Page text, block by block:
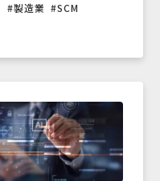
製造業
SCM